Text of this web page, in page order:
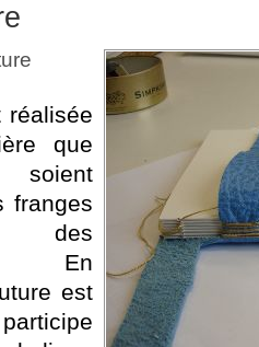
réalisée
que
soient
franges
des
En
est